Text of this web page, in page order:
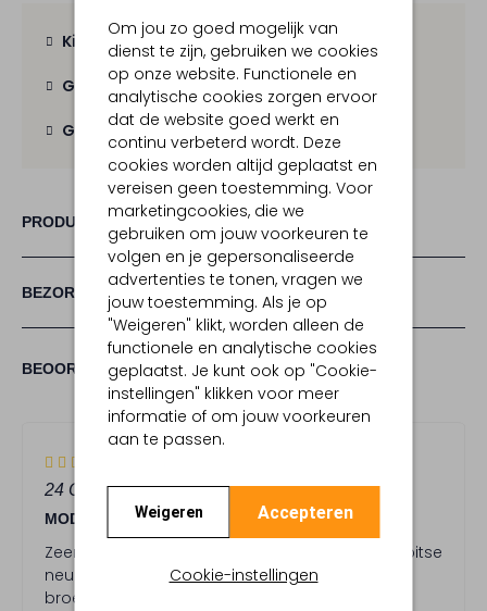
Om jou zo goed mogelijk van
dienst te zijn, gebruiken we cookies
op onze website. Functionele en
analytische cookies zorgen ervoor
dat de website goed werkt en
continu verbeterd wordt. Deze
cookies worden altijd geplaatst en
vereisen geen toestemming. Voor
marketingcookies, die we
gebruiken om jouw voorkeuren te
volgen en je gepersonaliseerde
advertenties te tonen, vragen we
jouw toestemming. Als je op
"Weigeren" klikt, worden alleen de
functionele en analytische cookies
geplaatst. Je kunt ook op "Cookie-
instellingen" klikken voor meer
informatie of om jouw voorkeuren
aan te passen.
Weigeren Accepteren
Cookie-instellingen
Kies zelf je bezorgmoment
Gratis verzendingvanaf € 100,-
Gratis retourbinnen 30 dagen
PRODUCT INFORMATIE
BEOORDELINGEN (4) 5/5
4
5
STERREN
BEZORGEN & RETOURNEREN
5
S
t
e
r
r
e
24 OKTOBER 2025DOOR TOBY
MODERNE BALLERINA
Zeer draagbare ballerina s rnLuxe look en de spitse
neuzen staan heel leuk onder de huidige wijde
broeken mode